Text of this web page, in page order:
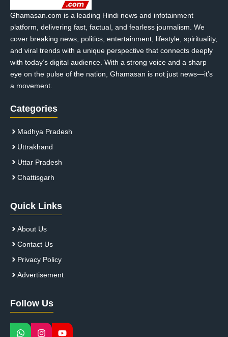
Ghamasan.com is a leading Hindi news and infotainment
platform, delivering fast, factual, and fearless journalism. We
cover breaking news, politics, entertainment, lifestyle, spirituality,
and viral trends with a unique perspective that connects deeply
with today’s digital audience. With a strong voice and a sharp
eye on the pulse of the nation, Ghamasan is not just news—it’s
a movement.
Categories
Madhya Pradesh
Uttrakhand
Uttar Pradesh
Chattisgarh
Quick Links
About Us
Contact Us
Privacy Policy
Advertisement
Follow Us